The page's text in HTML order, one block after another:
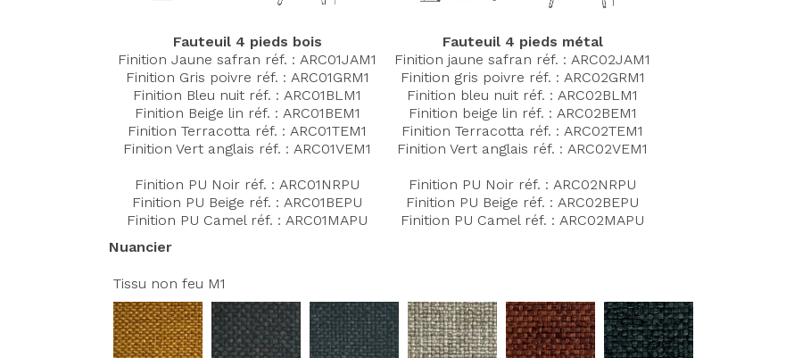
Fauteuil 4 pieds bois
Finition Jaune safran réf. : ARC01JAM1
Finition Gris poivre réf. : ARC01GRM1
Finition Bleu nuit réf. : ARC01BLM1
Finition Beige lin réf. : ARC01BEM1
Finition Terracotta réf. : ARC01TEM1
Finition Vert anglais réf. : ARC01VEM1
Finition PU Noir réf. : ARC01NRPU
Finition PU Beige réf. : ARC01BEPU
Finition PU Camel réf. : ARC01MAPU
Fauteuil 4 pieds métal
Finition jaune safran réf. : ARC02JAM1
Finition gris poivre réf. : ARC02GRM1
Finition bleu nuit réf. : ARC02BLM1
Finition beige lin réf. : ARC02BEM1
Finition Terracotta réf. : ARC02TEM1
Finition Vert anglais réf. : ARC02VEM1
Finition PU Noir réf. : ARC02NRPU
Finition PU Beige réf. : ARC02BEPU
Finition PU Camel réf. : ARC02MAPU
Nuancier
Tissu non feu M1